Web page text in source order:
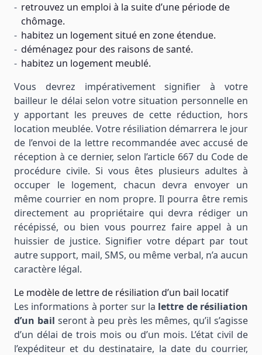
retrouvez un emploi à la suite d’une période de
chômage.
habitez un logement situé en zone étendue.
déménagez pour des raisons de santé.
habitez un logement meublé.
Vous devrez impérativement signifier à votre
bailleur le délai selon votre situation personnelle en
y apportant les preuves de cette réduction, hors
location meublée. Votre résiliation démarrera le jour
de l’envoi de la lettre recommandée avec accusé de
réception à ce dernier, selon l’article 667 du Code de
procédure civile. Si vous êtes plusieurs adultes à
occuper le logement, chacun devra envoyer un
même courrier en nom propre. Il pourra être remis
directement au propriétaire qui devra rédiger un
récépissé, ou bien vous pourrez faire appel à un
huissier de justice. Signifier votre départ par tout
autre support, mail, SMS, ou même verbal, n’a aucun
caractère légal.
Le modèle de lettre de résiliation d’un bail locatif
Les informations à porter sur la lettre de résiliation
d’un bail seront à peu près les mêmes, qu’il s’agisse
d’un délai de trois mois ou d’un mois. L’état civil de
l’expéditeur et du destinataire, la date du courrier,